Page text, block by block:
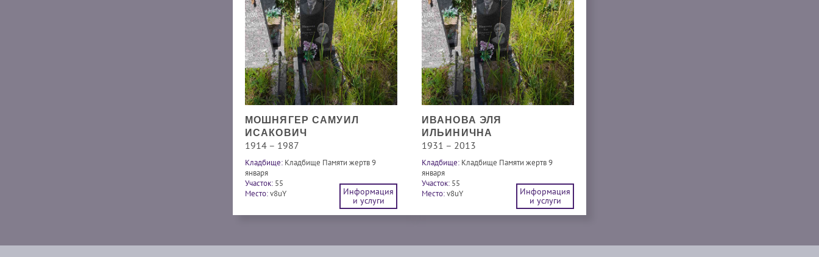
МОШНЯГЕР САМУИЛ
ИСАКОВИЧ
1914 – 1987
Кладбище: Кладбище Памяти жертв 9
января
Участок: 55
Место:v8uY
Информация
и услуги
ИВАНОВА ЭЛЯ
ИЛЬИНИЧНА
1931 – 2013
Кладбище: Кладбище Памяти жертв 9
января
Участок: 55
Место:v8uY
Информация
и услуги